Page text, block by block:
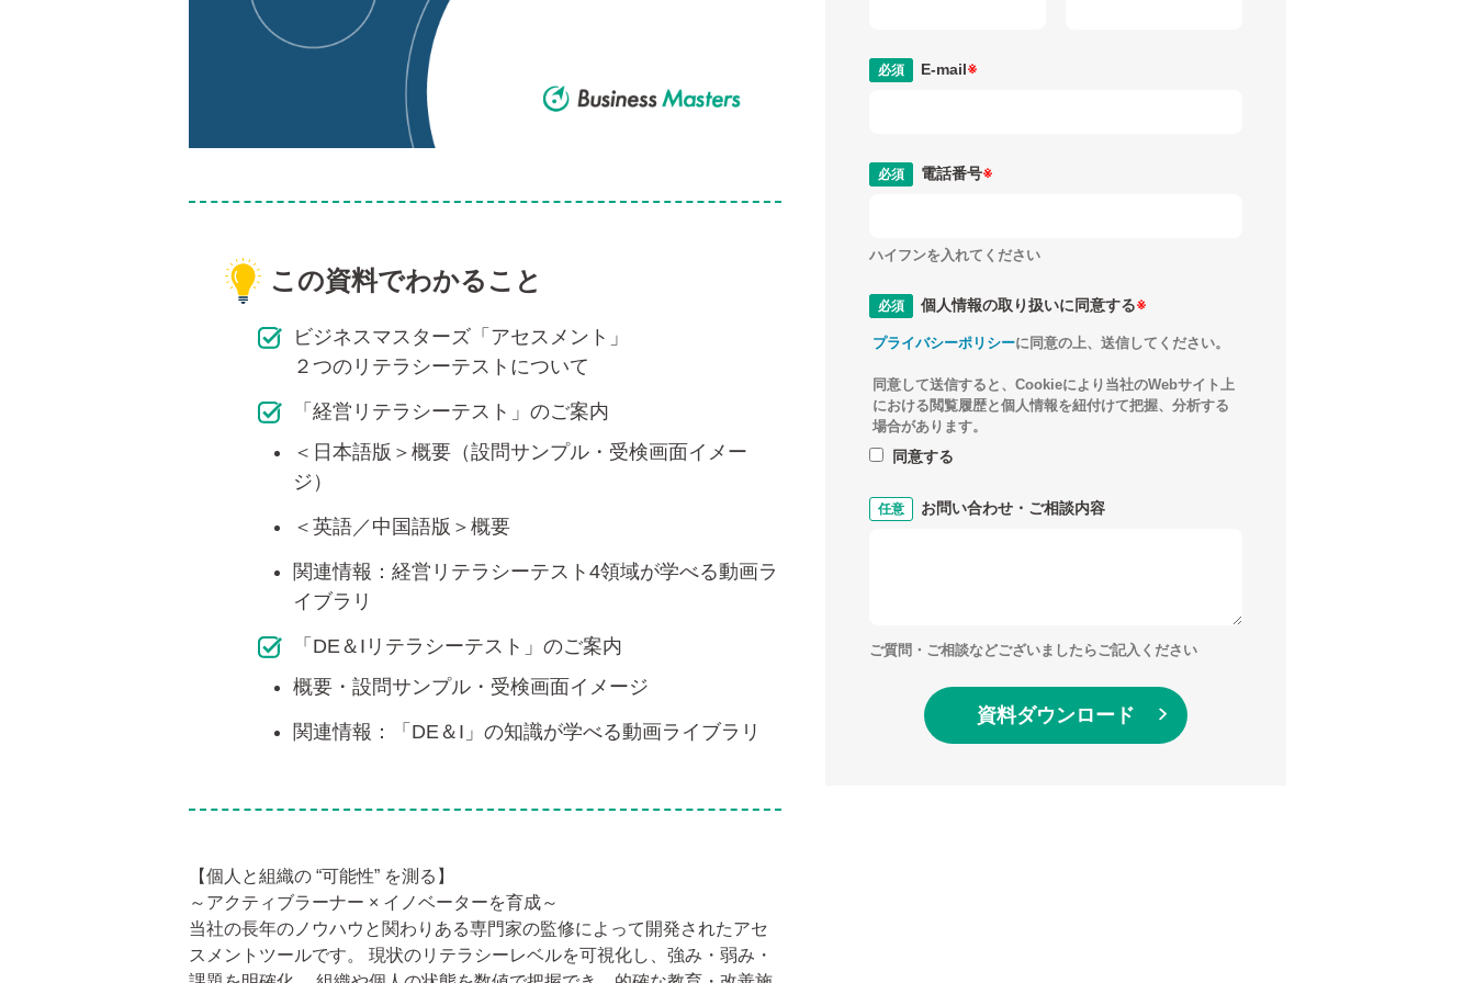
この資料でわかること
ビジネスマスターズ「アセスメント」
２つのリテラシーテストについて
「経営リテラシーテスト」のご案内
＜日本語版＞概要（設問サンプル・受検画面イメー
ジ）
＜英語／中国語版＞概要
関連情報：経営リテラシーテスト4領域が学べる動画ラ
イブラリ
「DE＆Iリテラシーテスト」のご案内
概要・設問サンプル・受検画面イメージ
関連情報：「DE＆I」の知識が学べる動画ライブラリ
【個人と組織の “可能性” を測る】
～アクティブラーナー × イノベーターを育成～
当社の長年のノウハウと関わりある専門家の監修によって開発されたアセ
スメントツールです。 現状のリテラシーレベルを可視化し、強み・弱み・
E-mail※
電話番号※
ハイフンを入れてください
個人情報の取り扱いに同意する※
プライバシーポリシーに同意の上、送信してください。
同意して送信すると、Cookieにより当社のWebサイト上
における閲覧履歴と個人情報を紐付けて把握、分析する
場合があります。
同意する
お問い合わせ・ご相談内容
ご質問・ご相談などございましたらご記入ください